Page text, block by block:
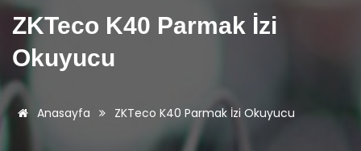
ZKTeco K40 Parmak İzi
Okuyucu
Anasayfa ZKTeco K40 Parmak İzi Okuyucu